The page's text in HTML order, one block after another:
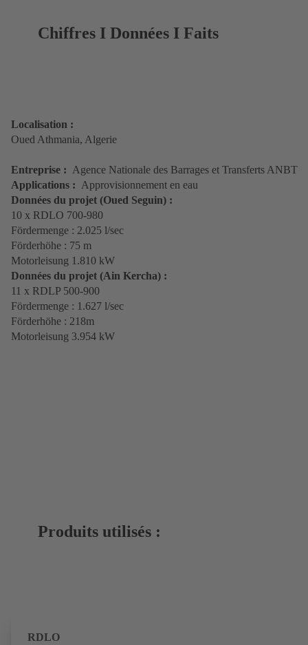
Chiffres I Données I Faits
Localisation :
Oued Athmania, Algerie
Entreprise : Agence Nationale des Barrages et Transferts ANBT
Applications : Approvisionnement en eau
Données du projet (Oued Seguin) :
10 x RDLO 700-980
Fördermenge : 2.025 l/sec
Förderhöhe : 75 m
Motorleisung 1.810 kW
Données du projet (Ain Kercha) :
11 x RDLP 500-900
Fördermenge : 1.627 l/sec
Förderhöhe : 218m
Motorleisung 3.954 kW
Produits utilisés :
RDLO